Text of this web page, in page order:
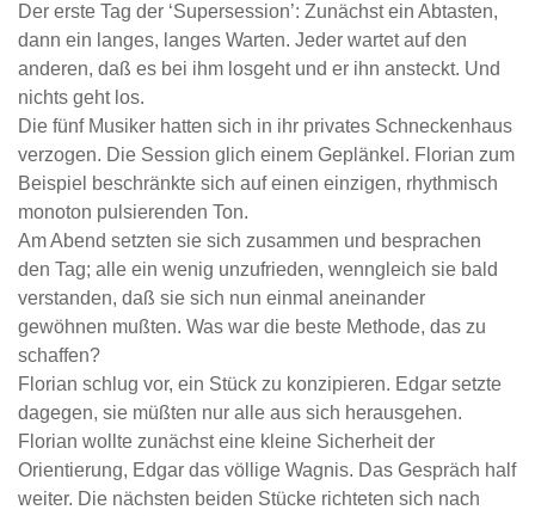
Der erste Tag der ‘Supersession’: Zunächst ein Abtasten,
dann ein langes, langes Warten. Jeder wartet auf den
anderen, daß es bei ihm losgeht und er ihn ansteckt. Und
nichts geht los.
Die fünf Musiker hatten sich in ihr privates Schneckenhaus
verzogen. Die Session glich einem Geplänkel. Florian zum
Beispiel beschränkte sich auf einen einzigen, rhythmisch
monoton pulsierenden Ton.
Am Abend setzten sie sich zusammen und besprachen
den Tag; alle ein wenig unzufrieden, wenngleich sie bald
verstanden, daß sie sich nun einmal aneinander
gewöhnen mußten. Was war die beste Methode, das zu
schaffen?
Florian schlug vor, ein Stück zu konzipieren. Edgar setzte
dagegen, sie müßten nur alle aus sich herausgehen.
Florian wollte zunächst eine kleine Sicherheit der
Orientierung, Edgar das völlige Wagnis. Das Gespräch half
weiter. Die nächsten beiden Stücke richteten sich nach